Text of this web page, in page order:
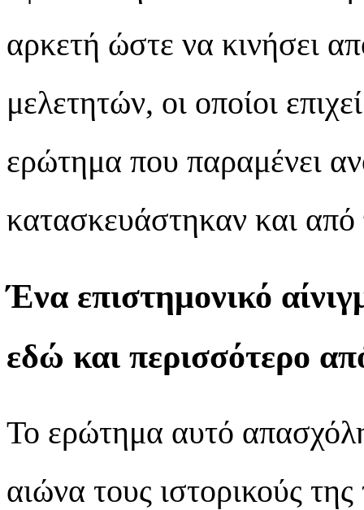
αρκετή ώστε να κινήσει
μελετητών, οι οποίοι
ερώτημα που παραμένει
κατασκευάστηκαν και
Ένα επιστημονικό
εδώ και περισσότερο
Το ερώτημα αυτό
αιώνα τους ιστορικούς